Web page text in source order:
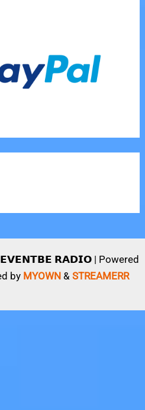
𝗘𝗩𝗘𝗡𝗧𝗕𝗘 𝗥𝗔𝗗𝗜𝗢 | Powered
by MYOWN & STREAMERR